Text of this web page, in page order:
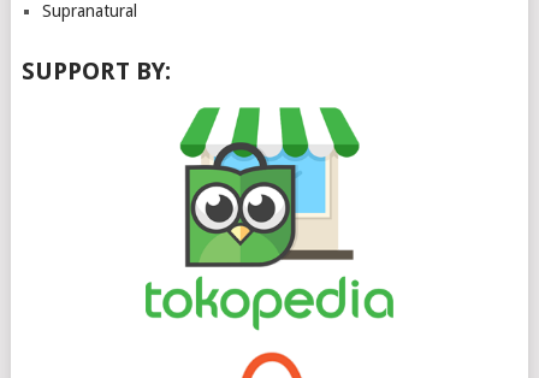
Supranatural
SUPPORT BY: